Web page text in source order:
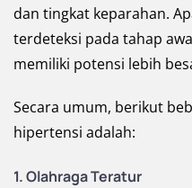
dan tingkat keparahan.
terdeteksi pada tahap
memiliki potensi lebih
Secara umum, berikut
hipertensi adalah:
1. Olahraga Teratur